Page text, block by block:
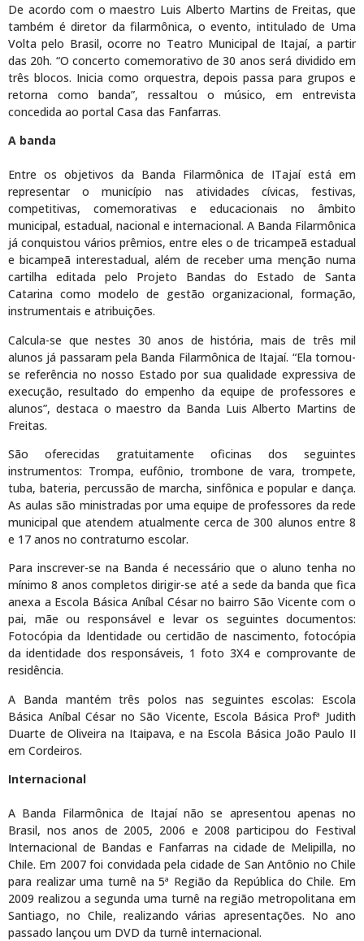
De acordo com o maestro Luis Alberto Martins de Freitas, que
também é diretor da filarmônica, o evento, intitulado de Uma
Volta pelo Brasil, ocorre no Teatro Municipal de Itajaí, a partir
das 20h. “O concerto comemorativo de 30 anos será dividido em
três blocos. Inicia como orquestra, depois passa para grupos e
retorna como banda”, ressaltou o músico, em entrevista
concedida ao portal Casa das Fanfarras.
A banda
Entre os objetivos da Banda Filarmônica de ITajaí está em
representar o município nas atividades cívicas, festivas,
competitivas, comemorativas e educacionais no âmbito
municipal, estadual, nacional e internacional. A Banda Filarmônica
já conquistou vários prêmios, entre eles o de tricampeã estadual
e bicampeã interestadual, além de receber uma menção numa
cartilha editada pelo Projeto Bandas do Estado de Santa
Catarina como modelo de gestão organizacional, formação,
instrumentais e atribuições.
Calcula-se que nestes 30 anos de história, mais de três mil
alunos já passaram pela Banda Filarmônica de Itajaí. “Ela tornou-
se referência no nosso Estado por sua qualidade expressiva de
execução, resultado do empenho da equipe de professores e
alunos”, destaca o maestro da Banda Luis Alberto Martins de
Freitas.
São oferecidas gratuitamente oficinas dos seguintes
instrumentos: Trompa, eufônio, trombone de vara, trompete,
tuba, bateria, percussão de marcha, sinfônica e popular e dança.
As aulas são ministradas por uma equipe de professores da rede
municipal que atendem atualmente cerca de 300 alunos entre 8
e 17 anos no contraturno escolar.
Para inscrever-se na Banda é necessário que o aluno tenha no
mínimo 8 anos completos dirigir-se até a sede da banda que fica
anexa a Escola Básica Aníbal César no bairro São Vicente com o
pai, mãe ou responsável e levar os seguintes documentos:
Fotocópia da Identidade ou certidão de nascimento, fotocópia
da identidade dos responsáveis, 1 foto 3X4 e comprovante de
residência.
A Banda mantém três polos nas seguintes escolas: Escola
Básica Aníbal César no São Vicente, Escola Básica Profª Judith
Duarte de Oliveira na Itaipava, e na Escola Básica João Paulo II
em Cordeiros.
Internacional
A Banda Filarmônica de Itajaí não se apresentou apenas no
Brasil, nos anos de 2005, 2006 e 2008 participou do Festival
Internacional de Bandas e Fanfarras na cidade de Melipilla, no
Chile. Em 2007 foi convidada pela cidade de San Antônio no Chile
para realizar uma turnê na 5ª Região da República do Chile. Em
2009 realizou a segunda uma turnê na região metropolitana em
Santiago, no Chile, realizando várias apresentações. No ano
passado lançou um DVD da turnê internacional.